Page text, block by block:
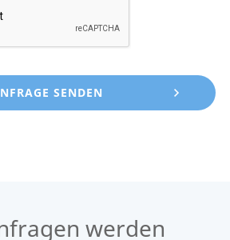
werden